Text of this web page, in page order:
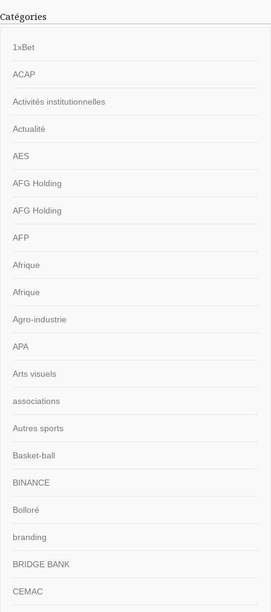
Catégories
1xBet
ACAP
Activités institutionnelles
Actualité
AES
AFG Holding
AFG Holding
AFP
Afrique
Afrique
Agro-industrie
APA
Arts visuels
associations
Autres sports
Basket-ball
BINANCE
Bolloré
branding
BRIDGE BANK
CEMAC